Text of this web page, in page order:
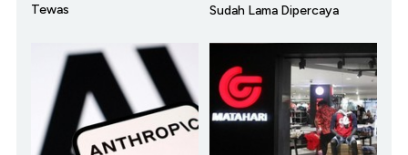
Tewas
Sudah Lama Dipercaya